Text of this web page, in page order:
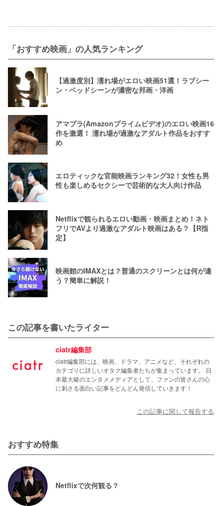
「おすすめ映画」の人気ランキング
【過激度別】濡れ場がエロい映画51選！ラブシー
ン・ベッドシーンが濃密な邦画・洋画
アマプラ(Amazonプライムビデオ)のエロい映画16
作を激選！ 濡れ場が過激なアダルト作品をおすす
め
エロティックな官能映画ランキング32！女性も男
性も楽しめるセクシーで芸術的な大人向け作品
Netflixで観られるエロい動画・映画まとめ！ネト
フリでAVより過激なアダルト映画はある？【R指
定】
映画館のIMAXとは？普通のスクリーンとは何が違
う？簡単に解説！
この記事を書いたライター
ciatr編集部
ciatr編集部には、映画、ドラマ、アニメなど、それぞれの
カテゴリに詳しいオタク編集者たちが集まっています。 日
本最大級のエンタメメディアとして、ファンの皆さんの心
に刺さる面白い記事をどんどん発信していきます！
この記事に関して報告する
おすすめ特集
Netflixで次何観る？